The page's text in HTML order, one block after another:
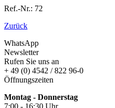
Ref.-Nr.: 72
Zurück
WhatsApp
Newsletter
Rufen Sie uns an
+ 49 (0) 4542 / 822 96-0
Öffnungszeiten
Montag - Donnerstag
7:00 - 16:30 Uhr